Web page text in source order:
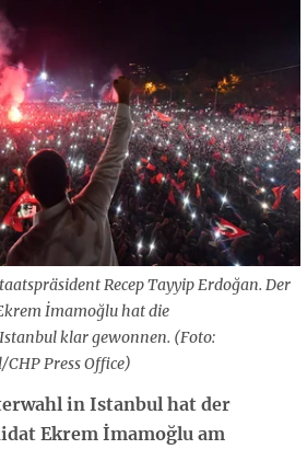
Recep Tayyip Erdoğan. Der
İmamoğlu hat die
klar gewonnen. (Foto:
Press Office)
in Istanbul hat der
Ekrem İmamoğlu am